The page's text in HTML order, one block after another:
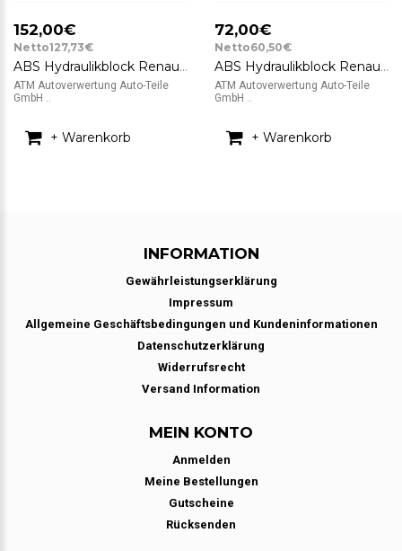
152,00€
Netto127,73€
ABS Hydraulikblock Renault Grand Scenic 2 II 0265950770 Bosch
ATM Autoverwertung Auto-Teile
GmbH ..
+ Warenkorb
72,00€
Netto60,50€
ABS Hydraulikblock Renault Grand Scenic 2 II 0265950454 0265234472
ATM Autoverwertung Auto-Teile
GmbH ..
+ Warenkorb
INFORMATION
Gewährleistungserklärung
Impressum
Allgemeine Geschäftsbedingungen und Kundeninformationen
Datenschutzerklärung
Widerrufsrecht
Versand Information
MEIN KONTO
Anmelden
Meine Bestellungen
Gutscheine
Rücksenden